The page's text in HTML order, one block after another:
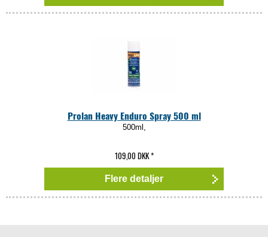
Prolan Heavy Enduro Spray 500 ml
500ml,
109,00 DKK*
Flere detaljer